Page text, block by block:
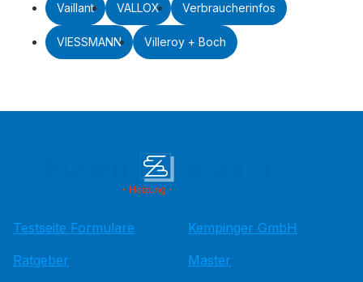
Vaillant VALLOX Verbraucherinfos
VIESSMANN Villeroy + Boch
Testseite Formulare
Ratgeber
Kempinger GmbH
Master